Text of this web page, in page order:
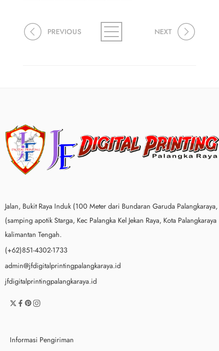
PREVIOUS NEXT
Jalan, Bukit Raya Induk (100 Meter dari Bundaran Garuda Palangkaraya,
(samping apotik Starga, Kec Palangka Kel Jekan Raya, Kota Palangkaraya
kalimantan Tengah.
(+62)851-4302-1733
admin@jfdigitalprintingpalangkaraya.id
jfdigitalprintingpalangkaraya.id
Informasi Pengiriman